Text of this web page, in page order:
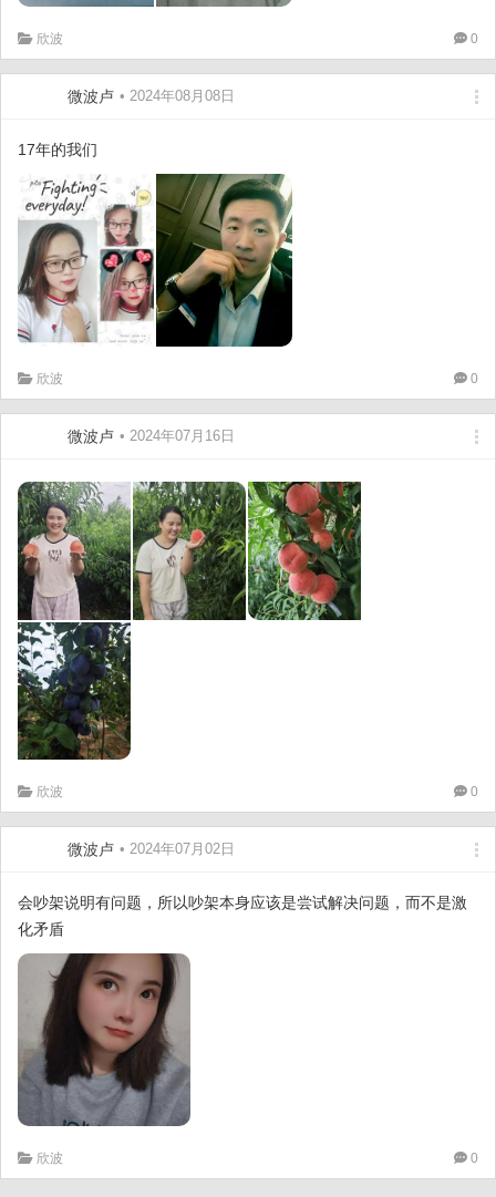
欣波 0
微波卢 • 2024年08月08日
17年的我们
欣波 0
微波卢 • 2024年07月16日
欣波 0
微波卢 • 2024年07月02日
会吵架说明有问题，所以吵架本身应该是尝试解决问题，而不是激
化矛盾
欣波 0